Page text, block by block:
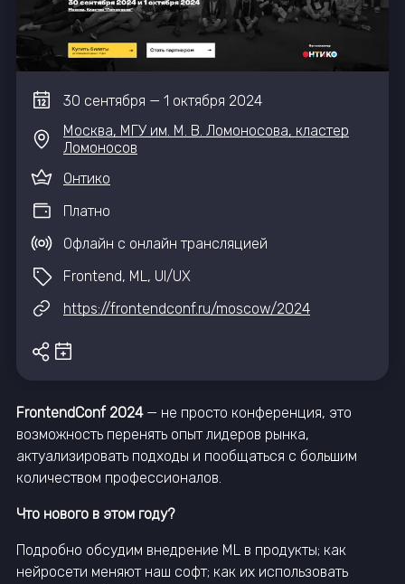
30 сентября — 1 октября 2024
Москва, МГУ им. М. В. Ломоносова, кластер
Ломоносов
Онтико
Платно
Офлайн с онлайн трансляцией
Frontend, ML, UI/UX
https://frontendconf.ru/moscow/2024
FrontendConf 2024— не просто конференция, это
возможность перенять опыт лидеров рынка,
актуализировать подходы и пообщаться с большим
количеством профессионалов.
Что нового в этом году?
Подробно обсудим внедрение ML в продукты; как
нейросети меняют наш софт; как их использовать